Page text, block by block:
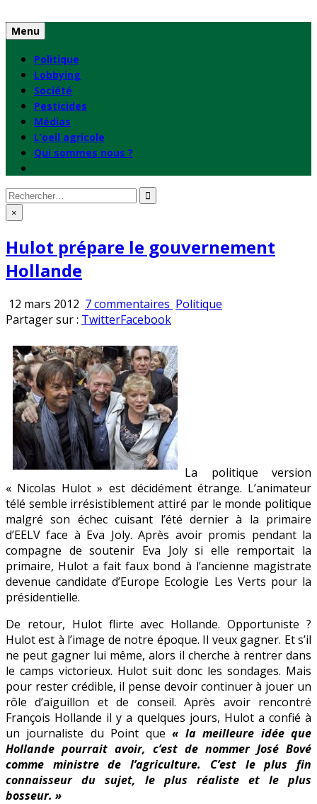
to
content
Menu
Politique
Lobbying
Société
Pesticides
Médias
L’oeil agricole
Qui sommes nous ?
Rechercher
: ×
Hulot prépare le gouvernement
Hollande
12 mars 2012 7 commentaires sur
le
gouvernement
Hollande
Publié
Politique
Partager sur : TwitterFacebook
La politique version
« Nicolas Hulot » est décidément étrange. L’animateur
télé semble irrésistiblement attiré par le monde politique
malgré son échec cuisant l’été dernier à la primaire
d’EELV face à Eva Joly. Après avoir promis pendant la
compagne de soutenir Eva Joly si elle remportait la
primaire, Hulot a fait faux bond à l’ancienne magistrate
devenue candidate d’Europe Ecologie Les Verts pour la
présidentielle.
De retour, Hulot flirte avec Hollande. Opportuniste ?
Hulot est à l’image de notre époque. Il veux gagner. Et s’il
ne peut gagner lui même, alors il cherche à rentrer dans
le camps victorieux. Hulot suit donc les sondages. Mais
pour rester crédible, il pense devoir continuer à jouer un
rôle d’aiguillon et de conseil. Après avoir rencontré
François Hollande il y a quelques jours, Hulot a confié à
un journaliste du Point que« la meilleure idée que
Hollande pourrait avoir, c’est de nommer José Bové
comme ministre de l’agriculture. C’est le plus fin
connaisseur du sujet, le plus réaliste et le plus
bosseur. »